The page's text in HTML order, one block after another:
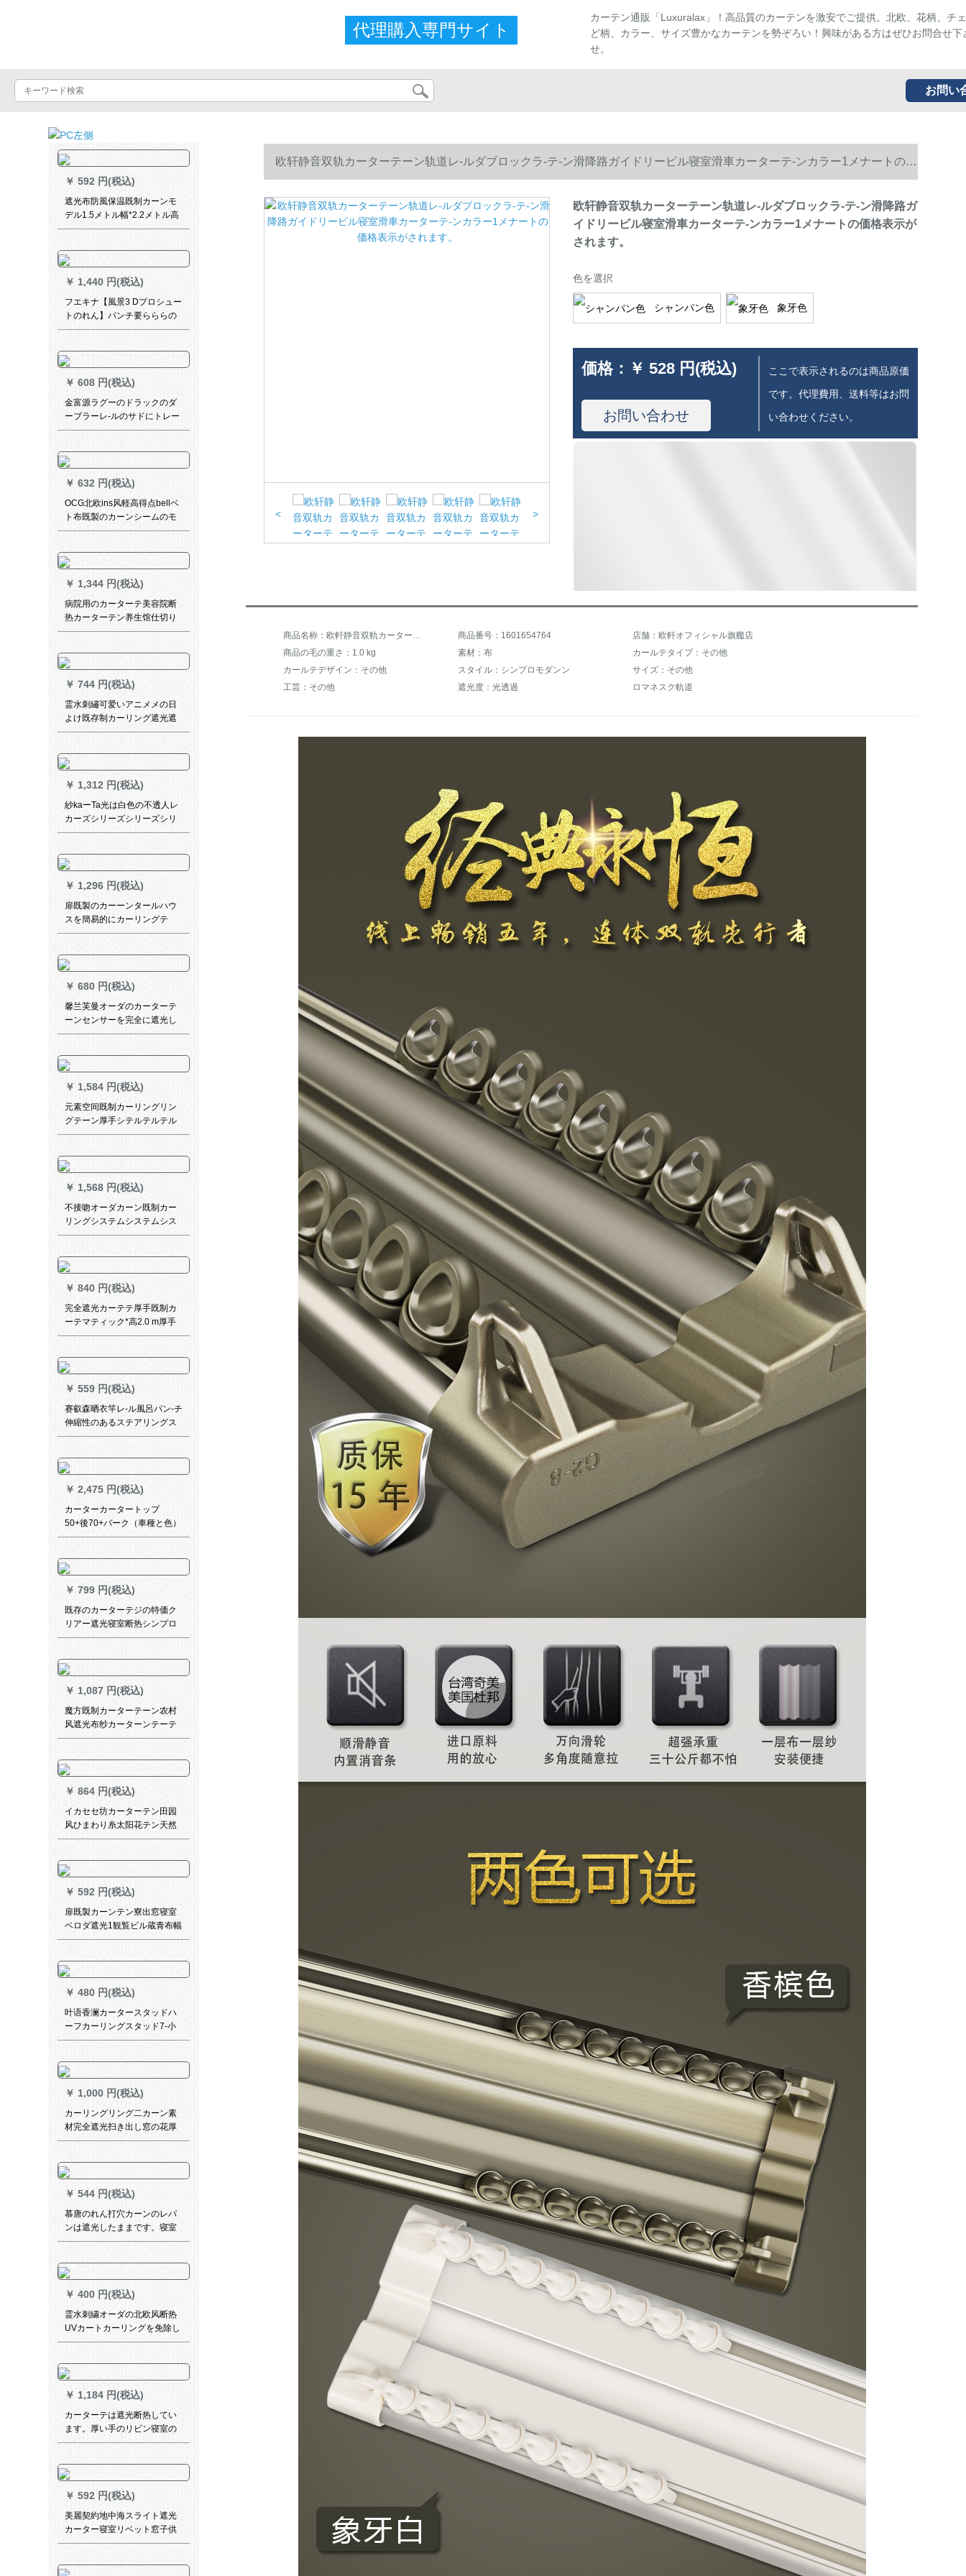
代理購入専門サイト
カーテン通販「Luxuralax」！高品質のカーテンを激安でご提供。北欧、花柄、チ
ど柄、カラー、サイズ豊かなカーテンを勢ぞろい！興味がある方はぜひお問合せ下
せ。
お問い
￥ 592 円(税込)
遮光布防風保温既制カーンモ
デル1.5メトル幅*2.2メトル高
一片
￥ 1,440 円(税込)
フエキナ【風景3 Dプロシュー
トのれん】パンチ要らららの
オーダンのレイン既製カーン
ドレン寝室
￥ 608 円(税込)
金富源ラグーのドラックのダ
ーブラーレ-ルのサドにトレー
トを付けます。テルラインの
メジャーの金双轨トラックで
ある。
￥ 632 円(税込)
OCG北欧ins风軽高得点bellベ
ト布既製のカーンシームのモ
ダム完全遮光寝室リビグ無の
ソーンダスト一メトル高2.7を
下げます。
￥ 1,344 円(税込)
病院用のカーターテ美容院断
热カーターテン养生馆仕切り
カーテックスックス难燃布バ
ルク(レル3.2 m)
￥ 744 円(税込)
霊水刺繡可爱いアニメメの日
よけ既存制カーリング遮光遮
音カーテーテリングリングリ
グリングリングリングリング
リングリング子供部屋男の子
供の子の出窓ベレスト寮リン
ト扫き出し窓オレフ
￥ 1,312 円(税込)
紗kaーTa光は白色の不透人レ
カーズシリーズシリーズシリ
ーズシリーズン糸ベアラ砂遮
ません。レカースデッキがひ
っくり返る双生樹-乳白の幅が
2.0 X高2.7フーク（高度改）
￥ 1,296 円(税込)
扉既製のカーーンタールハウ
スを簡易的にカーリングテ
ジ、寝室のサンバイザをセッ
いカーターテーピング【青】
2.4枚x 1.8メトルトル（ダブル
オプロ）
￥ 680 円(税込)
馨兰芙曼オーダのカーターテ
ーンセンサーを完全に遮光し
た既制カーターテーン素材の
各メートリンク加工
￥ 1,584 円(税込)
元素空间既制カーリングリン
グテーン厚手シテルテルテル
テルテルテルテルテルテルテ
扫き出窓カータータータータ
ータースタースタースタース
タースタースタースタースタ
ー半遮光カーン亀背叶Bモデル
200*270
￥ 1,568 円(税込)
不接吻オーダカーン既制カー
リングシステムシステムシス
テムシステムシステムシステ
システムシステムシステムシ
ステム(システムシステムシス
テム)ベース(1.5轨道长≦2メト
ルに适用)
￥ 840 円(税込)
完全遮光カーテテ厚手既制カ
ーテマティック*高2.0 m厚手
环境保护料両面银【狭帯Sフォ
￥ 559 円(税込)
赛叡森晒衣竿レ-ル風呂パン-チ
伸縮性のあるステアリングス
パム箪笥挂けハンガ195-370
￥ 2,475 円(税込)
カーターカータートップ
50+後70+バーク（車種と色）
￥ 799 円(税込)
既存のカーターテジの特価ク
リアー遮光寝室断热シンプロ
モアの窓の布UVカーターテテ
ル幅3.5メトル
￥ 1,087 円(税込)
魔方既制カーターテーン农村
风遮光布纱カーターンテーテ
ーター寝室リビリングシドの*
ーンン価格
￥ 864 円(税込)
イカセセ坊カーターテン田园
风ひまわり糸太阳花テン天然
素材刺繍断热ベロダンレシリ
高パンチ式可改高さ
￥ 592 円(税込)
扉既製カーンテン寮出窓寝室
ベロダ遮光1観覧ビル蔵青布幅
2.0*2.0ホークを取ります。
￥ 480 円(税込)
叶语香澜カータースタッドハ
ーフカーリングスタッド7-小
豆幅1.5*高2.0打穴タワーの一
￥ 1,000 円(税込)
カーリングリング二カーン素
材完全遮光扫き出し窓の花厚
手ベレンダイリング寝室既制
ンカーストストストストシリ
ーズ2.5 m*高2.7 mフーク加工
1枚
￥ 544 円(税込)
慕唐のれん打穴カーンのレパ
ンは遮光したままです。寝室
リング布地の厚い手の日よけ
の天道勤-縦断
￥ 400 円(税込)
霊水刺繍オーダの北欧风断热
UVカートカーリングを免除し
ます。
￥ 1,184 円(税込)
カーターテは遮光断热してい
ます。厚い手のリビン寝室の
窓カードテは厚い手-コーヒ
￥ 592 円(税込)
美麗契約地中海スライト遮光
カーター寝室リベット窓子供
部屋遮光布天藍-布(フーク加
欧轩静音双轨カーターテーン轨道レ-ルダブロックラ-テ-ン滑降路ガイドリービル寝室滑車カーターテ-ンカラー1メナートの価
格表示がされます。
< >
欧轩静音双轨カーターテーン轨道レ-ルダブロックラ-テ-ン滑降路ガ
イドリービル寝室滑車カーターテ-ンカラー1メナートの価格表示が
されます。
色を選択
シャンパン色 象牙色
価格： ￥ 528 円(税込)
お問い合わせ
ここで表示されるのは商品原価
です。代理費用、送料等はお問
い合わせください。
商品名称：欧軒静音双軌カーターテレールレ-ルダブルロッドカーラーテ-ンスライダーガイドリービン寝室滑車カーターテ-ントップレールのシャンパン色1メートルの価格です。 商品番号：1601654764
店舗：欧軒オフィシャル旗艦店
商品の毛の重さ：1.0 kg
素材：布
カールテタイプ：その他
カールテデザイン：その他
スタイル：シンプロモダンン
サイズ：その他
工芸：その他
遮光度：光透過 ロマネスク軌道